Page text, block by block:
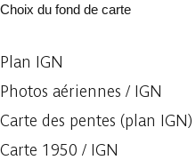
Choix du fond de carte
Plan IGN
Photos aériennes / IGN
Carte des pentes (plan IGN)
Carte 1950 / IGN